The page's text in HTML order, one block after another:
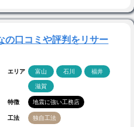
の口コミや評判をリサー
エリア 富山 石川 福井
滋賀
特徴 地震に強い工務店
工法 独自工法